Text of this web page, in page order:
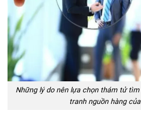
Những lý do nên lựa chọn thám tử
tranh nguồn hàng